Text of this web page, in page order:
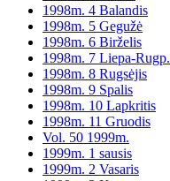
1998m. 4 Balandis
1998m. 5 Gegužė
1998m. 6 Birželis
1998m. 7 Liepa-Rugp.
1998m. 8 Rugsėjis
1998m. 9 Spalis
1998m. 10 Lapkritis
1998m. 11 Gruodis
Vol. 50 1999m.
1999m. 1 sausis
1999m. 2 Vasaris